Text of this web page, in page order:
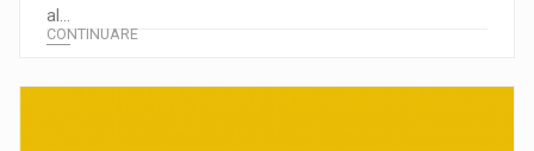
al...
CONTINUARE